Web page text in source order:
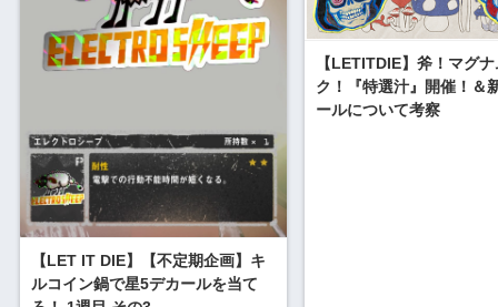
【LET IT DIE】【不定期企画】キ
ルコイン鍋で星5デカールを当て
【LETITDIE】斧！マグ
ク！『特選汁』開催！＆
ールについて考察